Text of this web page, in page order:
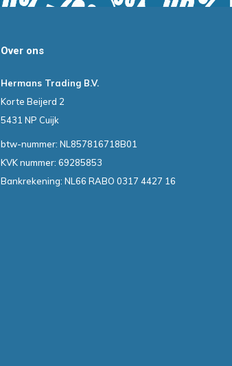
Over ons
Hermans Trading B.V.
Korte Beijerd 2
5431 NP Cuijk
btw-nummer: NL857816718B01
KVK nummer: 69285853
Bankrekening: NL66 RABO 0317 4427 16